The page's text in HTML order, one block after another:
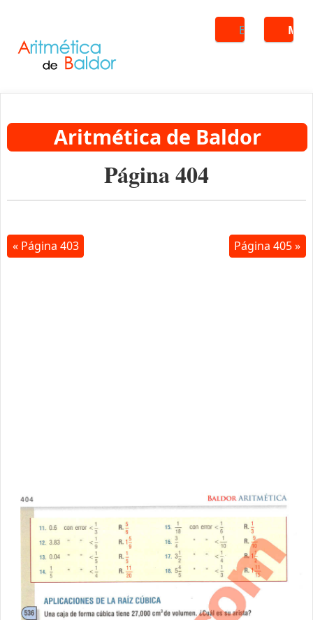
Buscar
Aritmética de Baldor
Página 404
« Página 403 Página 405 »